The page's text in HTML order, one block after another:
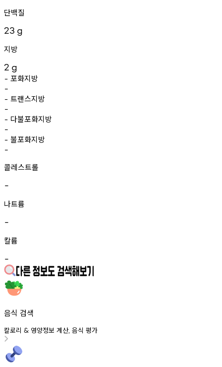
단백질
23 g
지방
2 g
- 포화지방
-
- 트랜스지방
-
- 다불포화지방
-
- 불포화지방
-
콜레스트롤
-
나트륨
-
칼륨
-
음식 검색
칼로리 & 영양정보 계산, 음식 평가